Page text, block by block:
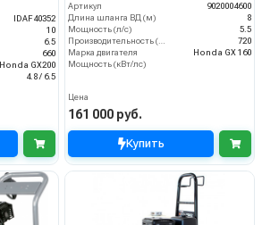
IDAF40352
10
6.5
660
Honda GX200
4.8 / 6.5
Артикул
9020004600
Длина шланга ВД (м)
8
Мощность (л/с)
5.5
720
Марка двигателя
Honda GX 160
Мощность (кВт/лс)
Цена
161 000 руб.
Купить